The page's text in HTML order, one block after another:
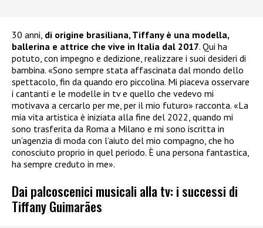
30 anni, di origine brasiliana, Tiffany è una modella,
ballerina e attrice che vive in Italia dal 2017. Qui ha
potuto, con impegno e dedizione, realizzare i suoi desideri di
bambina. «Sono sempre stata affascinata dal mondo dello
spettacolo, fin da quando ero piccolina. Mi piaceva osservare
i cantanti e le modelle in tv e quello che vedevo mi
motivava a cercarlo per me, per il mio futuro» racconta. «La
mia vita artistica è iniziata alla fine del 2022, quando mi
sono trasferita da Roma a Milano e mi sono iscritta in
un’agenzia di moda con l’aiuto del mio compagno, che ho
conosciuto proprio in quel periodo. È una persona fantastica,
ha sempre creduto in me».
Dai palcoscenici musicali alla tv: i successi di
Tiffany Guimarães